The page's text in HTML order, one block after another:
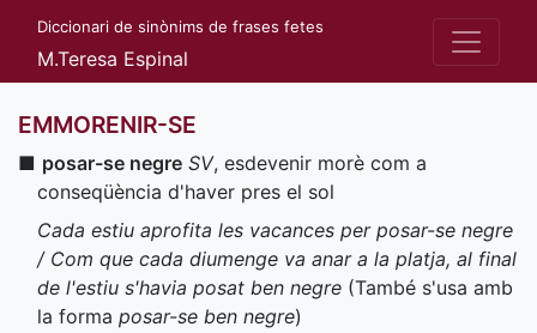
Diccionari de sinònims de frases fetes
M.Teresa Espinal
EMMORENIR-SE
■ posar-se negre SV, esdevenir morè com a
conseqüència d'haver pres el sol
Cada estiu aprofita les vacances per posar-se negre
/ Com que cada diumenge va anar a la platja, al final
de l'estiu s'havia posat ben negre (També s'usa amb
la forma posar-se ben negre)